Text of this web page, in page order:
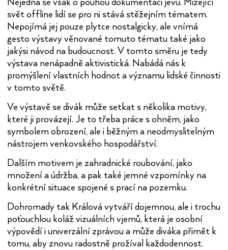
svět offline lidí se pro ni stává stěžejním tématem.
Nepojímá jej pouze plytce nostalgicky, ale vnímá
gesto výstavy věnované tomuto tématu také jako
jakýsi návod na budoucnost. V tomto směru je tedy
výstava nenápadně aktivistická. Nabádá nás k
promýšlení vlastních hodnot a významu lidské činnosti
v tomto světě.
Ve výstavě se divák může setkat s několika motivy,
které ji provázejí. Je to třeba práce s ohněm, jako
symbolem obrození, ale i běžným a neodmyslitelným
nástrojem venkovského hospodářství.
Dalším motivem je zahradnické roubování, jako
množení a údržba, a pak také jemné vzpomínky na
konkrétní situace spojené s prací na pozemku.
Dohromady tak Králová vytváří dojemnou, ale i trochu
poťouchlou koláž vizuálních vjemů, která je osobní
výpovědí i univerzální zprávou a může diváka přimět k
tomu, aby znovu radostně prožíval každodennost.